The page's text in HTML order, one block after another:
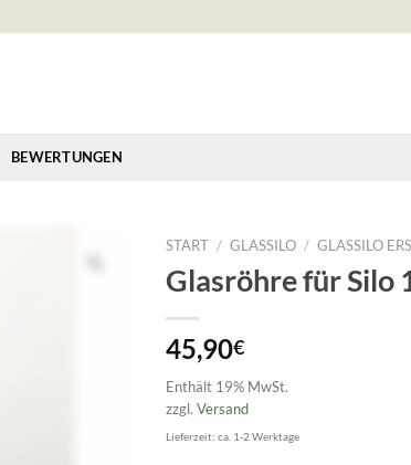
BEWERTUNGEN
START / GLASSILO / GLASSILO
Glasröhre für Silo
45,90€
Enthält 19% MwSt.
zzgl. Versand
Lieferzeit: ca. 1-2 Werktage